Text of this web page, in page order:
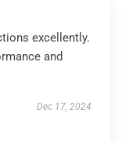
excellently.
and
Dec 17, 2024